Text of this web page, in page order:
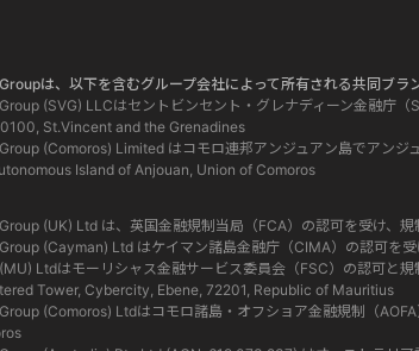
は、以下を含むグループ会社によって所有される共同ブラン
(SVG) LLCはセントビンセント・グレナディーン金融庁
St.Vincent and the Grenadines
(Comoros) Limited はコモロ連邦アンジュアン島でアン
Island of Anjouan, Union of Comoros
(UK) Ltd は、英国金融規制当局（FCA）の認可を受け、
(Cayman) Ltd はケイマン諸島金融庁（CIMA）の認可を
Ltdはモーリシャス金融サービス委員会（FSC）の認可と
Tower, Cybercity, Ebene, 72201, Republic of Mauritius
(Comoros) Ltdはコモロ諸島・オフショア金融規制（